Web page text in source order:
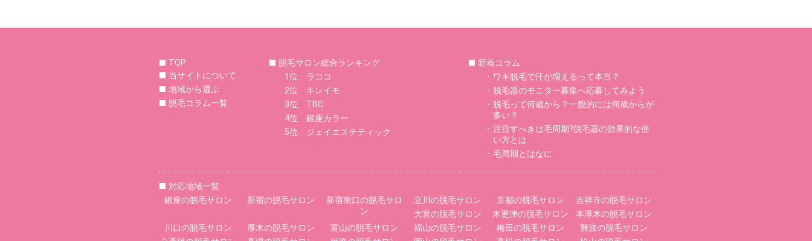
TOP
当サイトについて
地域から選ぶ
脱毛コラム一覧
脱毛サロン総合ランキング
1位 ラココ
2位 キレイモ
3位 TBC
4位 銀座カラー
5位 ジェイエステティック
新着コラム
ワキ脱毛で汗が増えるって本当？
脱毛器のモニター募集へ応募してみよう
脱毛って何歳から？一般的には何歳からが
多い？
注目すべきは毛周期?脱毛器の効果的な使
い方とは
毛周期とはなに
対応地域一覧
銀座の脱毛サロン
新宿の脱毛サロン
新宿南口の脱毛サロ
ン
立川の脱毛サロン 京都の脱毛サロン
吉祥寺の脱毛サロン
大宮の脱毛サロン
木更津の脱毛サロン
本厚木の脱毛サロン
川口の脱毛サロン
厚木の脱毛サロン 富山の脱毛サロン 福山の脱毛サロン 梅田の脱毛サロン
難波の脱毛サロン